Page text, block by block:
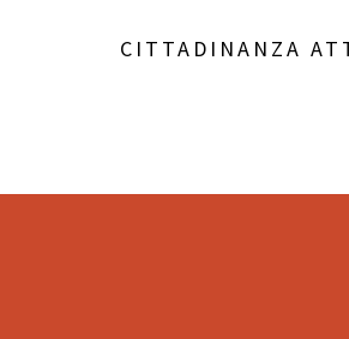
CITTADINANZA